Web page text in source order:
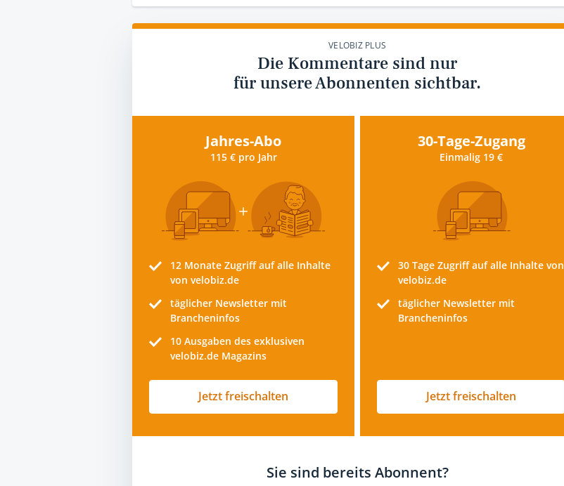
VELOBIZ PLUS
Die Kommentare sind nur
für unsere Abonnenten sichtbar.
Jahres-Abo
115 € pro Jahr
12 Monate Zugriff auf alle Inhalte
von velobiz.de
täglicher Newsletter mit
Brancheninfos
10 Ausgaben des exklusiven
velobiz.de Magazins
Jetzt freischalten
30-Tage-Zugang
Einmalig 19 €
30 Tage Zugriff auf alle Inhalte von
velobiz.de
täglicher Newsletter mit
Brancheninfos
Jetzt freischalten
Sie sind bereits Abonnent?